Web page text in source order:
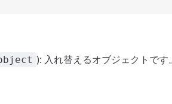
): 入れ替えるオブジェクトです。